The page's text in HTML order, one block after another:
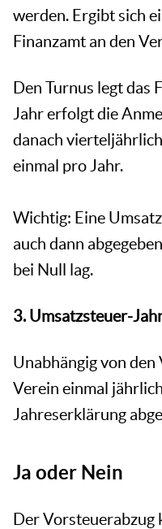
werden. Ergibt sich
Finanzamt an den
Den Turnus legt das
Jahr erfolgt die
danach
einmal pro Jahr.
Wichtig: Eine
auch dann
bei Null lag.
3. Umsatzsteuer-
Unabhängig von
Verein einmal
Jahreserklärung
Ja oder Nein
Der Vorsteuerabzug